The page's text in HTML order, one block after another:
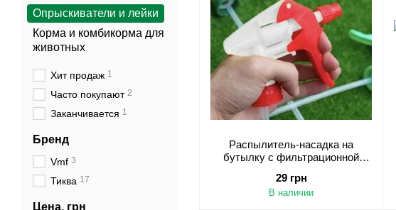
Распылитель-насадка на
бутылку с фильтрационной
29 грн
В наличии
Опрыскиватели и лейки
Корма и комбикорма для
животных
Хит продаж 1
Часто покупают 2
Заканчивается 1
Бренд
Vmf 3
Тиква 17
Цена, грн